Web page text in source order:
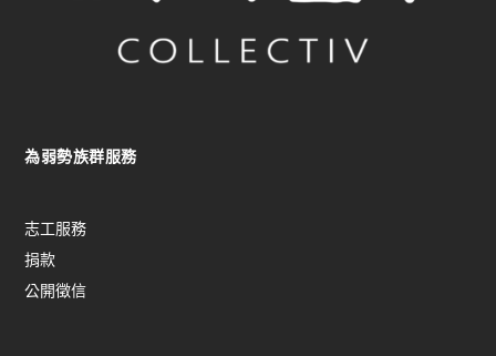
為弱勢族群服務
志工服務
捐款
公開徵信